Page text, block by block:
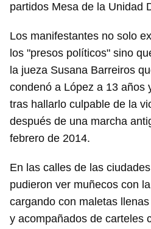
partidos Mesa de la Unidad
Los manifestantes no solo
los "presos políticos" sino
la jueza Susana Barreiros
condenó a López a 13 años
tras hallarlo culpable de la
después de una marcha
febrero de 2014.
En las calles de las
pudieron ver muñecos con
cargando con maletas
y acompañados de carteles